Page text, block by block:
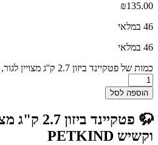
₪135.00
46 במלאי
46 במלאי
כמות של פטקיינד ביזון 2.7 ק''ג מצויין לגור, בוגר וקשיש PETKIND
הוספה לסל
🦬 פטקיינד
וקשיש PETKIND